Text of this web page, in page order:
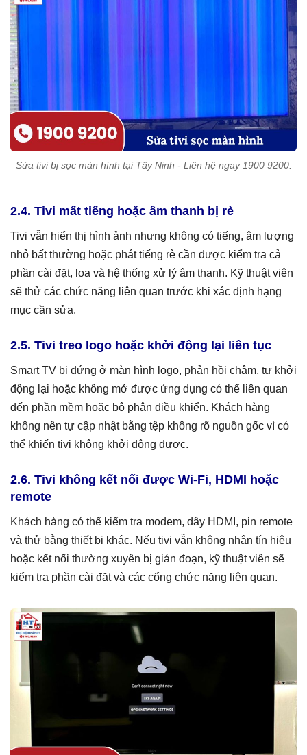
Sửa tivi bị sọc màn hình tại Tây Ninh - Liên hệ ngay 1900 9200.
2.4. Tivi mất tiếng hoặc âm thanh bị rè
Tivi vẫn hiển thị hình ảnh nhưng không có tiếng, âm lượng
nhỏ bất thường hoặc phát tiếng rè cần được kiểm tra cả
phần cài đặt, loa và hệ thống xử lý âm thanh. Kỹ thuật viên
sẽ thử các chức năng liên quan trước khi xác định hạng
mục cần sửa.
2.5. Tivi treo logo hoặc khởi động lại liên tục
Smart TV bị đứng ở màn hình logo, phản hồi chậm, tự khởi
động lại hoặc không mở được ứng dụng có thể liên quan
đến phần mềm hoặc bộ phận điều khiển. Khách hàng
không nên tự cập nhật bằng tệp không rõ nguồn gốc vì có
thể khiến tivi không khởi động được.
2.6. Tivi không kết nối được Wi-Fi, HDMI hoặc
remote
Khách hàng có thể kiểm tra modem, dây HDMI, pin remote
và thử bằng thiết bị khác. Nếu tivi vẫn không nhận tín hiệu
hoặc kết nối thường xuyên bị gián đoạn, kỹ thuật viên sẽ
kiểm tra phần cài đặt và các cổng chức năng liên quan.